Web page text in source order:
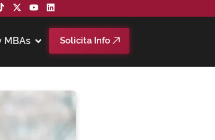
MBAs Solicita Info